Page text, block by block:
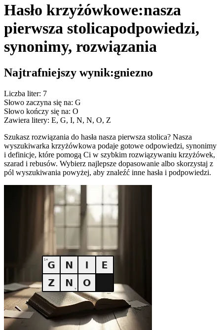
Hasło krzyżówkowe:nasza
pierwsza stolicapodpowiedzi,
synonimy, rozwiązania
Najtrafniejszy wynik:gniezno
Liczba liter: 7
Słowo zaczyna się na: G
Słowo kończy się na: O
Zawiera litery: E, G, I, N, N, O, Z
Szukasz rozwiązania do hasła nasza pierwsza stolica? Nasza
wyszukiwarka krzyżówkowa podaje gotowe odpowiedzi, synonimy
i definicje, które pomogą Ci w szybkim rozwiązywaniu krzyżówek,
szarad i rebusów. Wybierz najlepsze dopasowanie albo skorzystaj z
pól wyszukiwania powyżej, aby znaleźć inne hasła i podpowiedzi.